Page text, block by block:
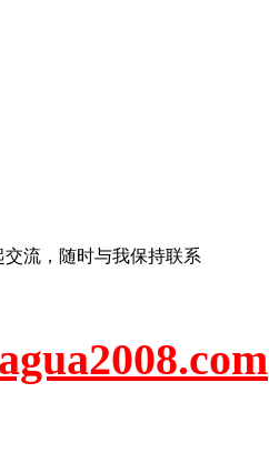
流，随时与我保持联系